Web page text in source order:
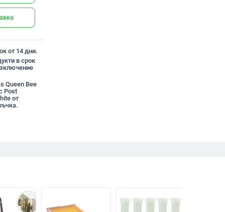
от 14 дни.
в срок
Queen Bee
Post
от